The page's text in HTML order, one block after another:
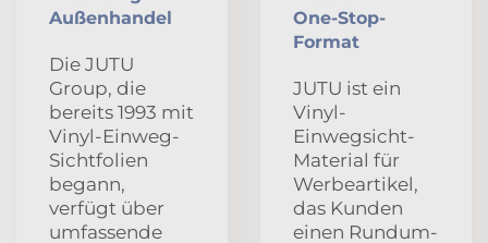
Außenhandel
Die JUTU
Group, die
bereits 1993 mit
Vinyl-Einweg-
Sichtfolien
begann,
verfügt über
umfassende
One-Stop-
Format
JUTU ist ein
Vinyl-
Einwegsicht-
Material für
Werbeartikel,
das Kunden
einen Rundum-